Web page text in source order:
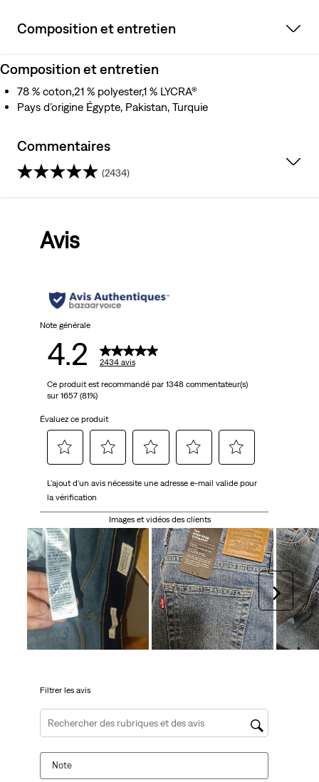
Composition et entretien
Composition et entretien
78 % coton,21 % polyester,1 % LYCRA®
Pays d’origine Égypte, Pakistan, Turquie
Commentaires
(2434)
2434
avis
Avis
Note générale
4.2 2434 avis
Ce produit est recommandé par 1348 commentateur(s)
sur 1657 (81%)
Évaluez ce produit
pour
attribuer
à
l'article.
Cette
action
ouvrira
le
formulaire
de
pour
attribuer
2 étoiles
l'article.
Cette
action
ouvrira
le
formulaire
pour
3 étoiles
à
l'article.
Cette
action
ouvrira
formulaire
de
pour
4 étoiles
à
l'article.
Cette
action
ouvrira
le
formulaire
de
pour
à
l'article.
Cette
action
ouvrira
le
formulaire
de
L'ajout d'un avis nécessite une adresse e-mail valide pour
la vérification
Images et vidéos des clients
Filtrer les avis
Zone de recherche de sujet et d'avis
Note